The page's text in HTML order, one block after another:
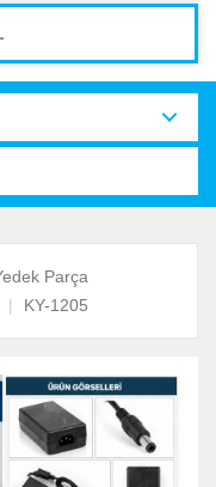
Parça
KY-1205